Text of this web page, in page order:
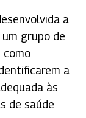
a
grupo de
como
a
às
de saúde